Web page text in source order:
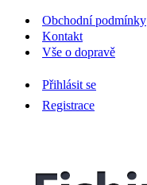
Obchodní podmínky
Kontakt
Vše o dopravě
Přihlásit se
Registrace